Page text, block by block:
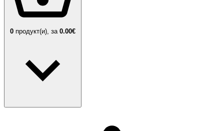
0 продукт(и), за 0.00€